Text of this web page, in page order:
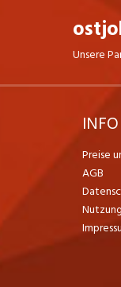
Unsere
INFO
Preise
AGB